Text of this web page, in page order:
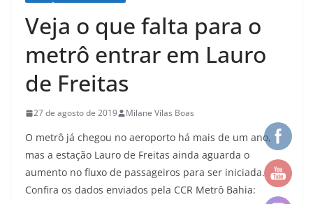
Veja o que falta para o
metrô entrar em Lauro
de Freitas
27 de agosto de 2019 Milane Vilas Boas
O metrô já chegou no aeroporto há mais de um ano,
mas a estação Lauro de Freitas ainda aguarda o
aumento no fluxo de passageiros para ser iniciada.
Confira os dados enviados pela CCR Metrô Bahia: